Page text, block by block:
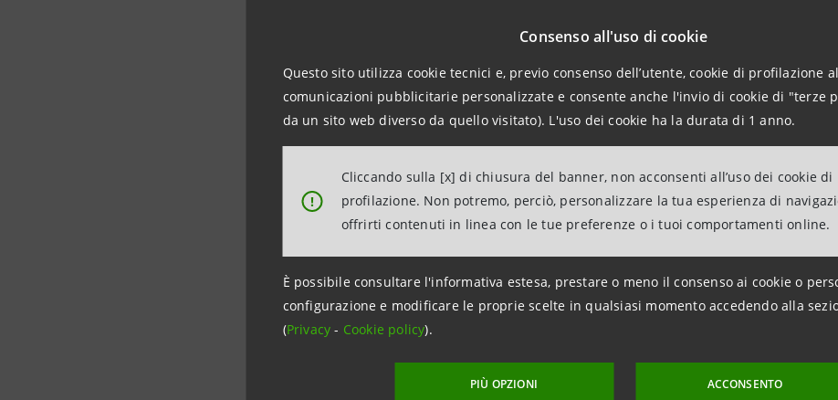
Consenso all'uso di cookie
Questo sito utilizza cookie tecnici e, previo consenso dell’utente, cookie di profilazione
comunicazioni pubblicitarie personalizzate e consente anche l'invio di cookie di "terze
da un sito web diverso da quello visitato). L'uso dei cookie ha la durata di 1 anno.
!
Cliccando sulla [x] di chiusura del banner, non acconsenti all’uso dei cookie di
profilazione. Non potremo, perciò, personalizzare la tua esperienza di
offrirti contenuti in linea con le tue preferenze o i tuoi comportamenti online.
È possibile consultare l'informativa estesa, prestare o meno il consenso ai cookie o
configurazione e modificare le proprie scelte in qualsiasi momento accedendo alla
(Privacy- Cookie policy).
PIÙ OPZIONI ACCONSENTO
Europa 10 anni" legato all’inflazione europea"
ISIN IT0003657563
Avviso prestito obbligazionario "Mediocredito Lombardo
Swap 10 anni 1998/2013"
ISIN IT0001212908
Avviso prestito obbligazionario "Banca Intesa S.p.A. 2004/
all'inflazione italiana"
ISIN IT0003594873
24/02/2011
Avviso prestito obbligazionario "Banca Intesa S.p.A. 2004/
all'inflazione italiana"
ISIN IT0003594873